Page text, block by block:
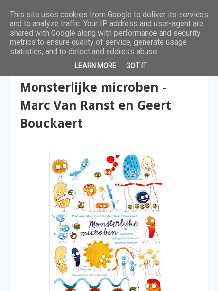
Monsterlijke microben -
Marc Van Ranst en Geert
Bouckaert
This site uses cookies from Google to deliver its services
and to analyze traffic. Your IP address and user-agent are
shared with Google along with performance and security
metrics to ensure quality of service, generate usage
statistics, and to detect and address abuse.
LEARN MORE GOT IT